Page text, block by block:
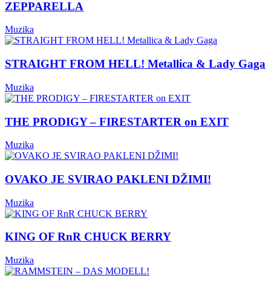
ZEPPARELLA
Muzika
STRAIGHT FROM HELL! Metallica & Lady Gaga
Muzika
THE PRODIGY – FIRESTARTER on EXIT
Muzika
OVAKO JE SVIRAO PAKLENI DŽIMI!
Muzika
KING OF RnR CHUCK BERRY
Muzika